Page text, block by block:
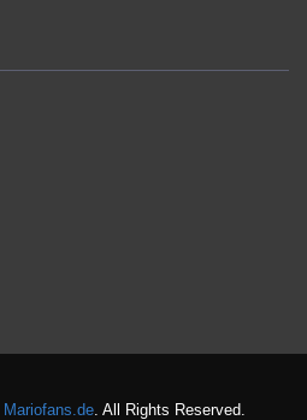
Mariofans.de. All Rights Reserved.